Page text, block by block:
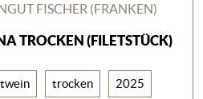
FISCHER (FRANKEN)
TROCKEN (FILETSTÜCK)
trocken 2025